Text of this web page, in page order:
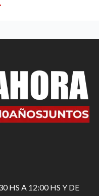
HS A 12:00 HS Y DE